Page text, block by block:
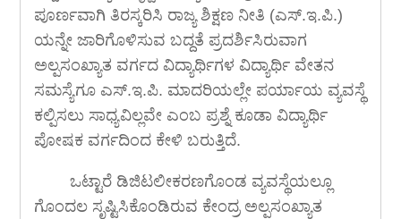
ಪೂರ್ಣವಾಗಿ ತಿರಸ್ಕರಿಸಿ ರಾಜ್ಯ ಶಿಕ್ಷಣ ನೀತಿ (ಎಸ್.ಇ.ಪಿ.)
ಯನ್ನೇ ಜಾರಿಗೊಳಿಸುವ ಬದ್ದತೆ ಪ್ರದರ್ಶಿಸಿರುವಾಗ
ಅಲ್ಪಸಂಖ್ಯಾತ ವರ್ಗದ ವಿದ್ಯಾರ್ಥಿಗಳ ವಿದ್ಯಾರ್ಥಿ ವೇತನ
ಸಮಸ್ಯೆಗೂ ಎಸ್.ಇ.ಪಿ. ಮಾದರಿಯಲ್ಲೇ ಪರ್ಯಾಯ ವ್ಯವಸ್ಥೆ
ಕಲ್ಪಿಸಲು ಸಾಧ್ಯವಿಲ್ಲವೇ ಎಂಬ ಪ್ರಶ್ನೆ ಕೂಡಾ ವಿದ್ಯಾರ್ಥಿ
ಪೋಷಕ ವರ್ಗದಿಂದ ಕೇಳಿ ಬರುತ್ತಿದೆ.
ಒಟ್ಟಾರೆ ಡಿಜಿಟಲೀಕರಣಗೊಂಡ ವ್ಯವಸ್ಥೆಯಲ್ಲೂ
ಗೊಂದಲ ಸೃಷ್ಟಿಸಿಕೊಂಡಿರುವ ಕೇಂದ್ರ ಅಲ್ಪಸಂಖ್ಯಾತ